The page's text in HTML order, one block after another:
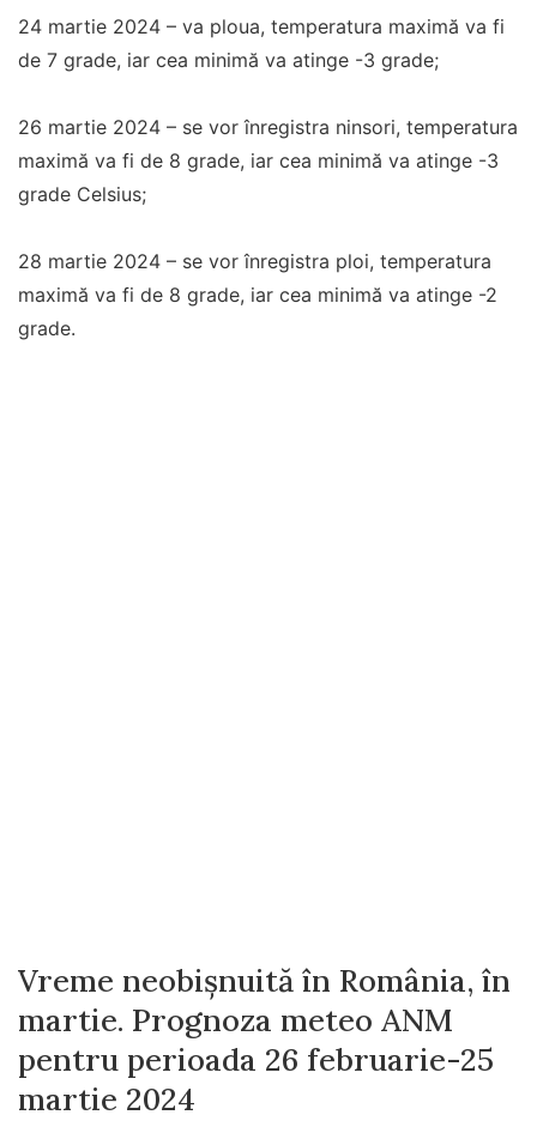
24 martie 2024 – va ploua, temperatura maximă va fi
de 7 grade, iar cea minimă va atinge -3 grade;
26 martie 2024 – se vor înregistra ninsori, temperatura
maximă va fi de 8 grade, iar cea minimă va atinge -3
grade Celsius;
28 martie 2024 – se vor înregistra ploi, temperatura
maximă va fi de 8 grade, iar cea minimă va atinge -2
grade.
Vreme neobișnuită în România, în
martie. Prognoza meteo ANM
pentru perioada 26 februarie-25
martie 2024